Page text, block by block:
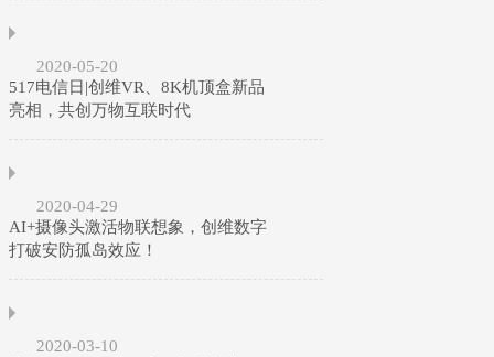
2020-05-20
517电信日|创维VR、8K机顶盒新品
亮相，共创万物互联时代
2020-04-29
AI+摄像头激活物联想象，创维数字
打破安防孤岛效应！
2020-03-10